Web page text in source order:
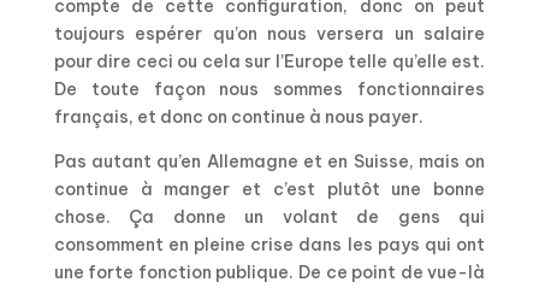
compte de cette configuration, donc on peut
toujours espérer qu’on nous versera un salaire
pour dire ceci ou cela sur l’Europe telle qu’elle est.
De toute façon nous sommes fonctionnaires
français, et donc on continue à nous payer.
Pas autant qu’en Allemagne et en Suisse, mais on
continue à manger et c’est plutôt une bonne
chose. Ça donne un volant de gens qui
consomment en pleine crise dans les pays qui ont
une forte fonction publique. De ce point de vue-là